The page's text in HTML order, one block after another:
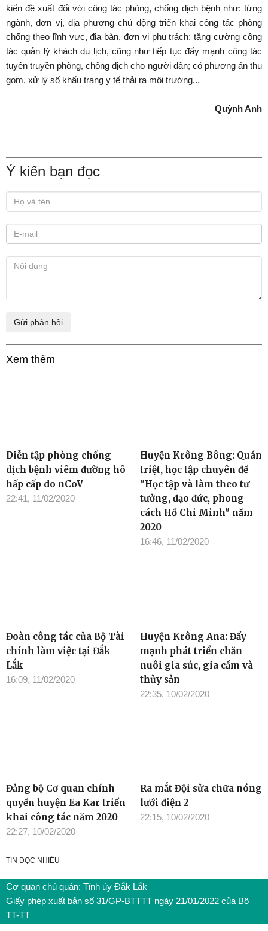
kiến đề xuất đối với công tác phòng, chống dịch bệnh như: từng
ngành, đơn vị, địa phương chủ động triển khai công tác phòng
chống theo lĩnh vực, địa bàn, đơn vị phụ trách; tăng cường công
tác quản lý khách du lịch, cũng như tiếp tục đẩy mạnh công tác
tuyên truyền phòng, chống dịch cho người dân; có phương án thu
gom, xử lý số khẩu trang y tế thải ra môi trường...
Quỳnh Anh
Ý kiến bạn đọc
Xem thêm
Diễn tập phòng chống
dịch bệnh viêm đường hô
hấp cấp do nCoV
22:41, 11/02/2020
Huyện Krông Bông: Quán
triệt, học tập chuyên đề
"Học tập và làm theo tư
tưởng, đạo đức, phong
cách Hồ Chi Minh" năm
2020
16:46, 11/02/2020
Đoàn công tác của Bộ Tài
chính làm việc tại Đắk
Lắk
16:09, 11/02/2020
Huyện Krông Ana: Đẩy
mạnh phát triển chăn
nuôi gia súc, gia cầm và
thủy sản
22:35, 10/02/2020
Đảng bộ Cơ quan chính
quyền huyện Ea Kar triển
khai công tác năm 2020
22:27, 10/02/2020
Ra mắt Đội sửa chữa nóng
lưới điện 2
22:15, 10/02/2020
TIN ĐỌC NHIỀU
Cơ quan chủ quản: Tỉnh ủy Đắk Lắk
Giấy phép xuất bản số 31/GP-BTTTT ngày 21/01/2022 của Bộ
TT-TT